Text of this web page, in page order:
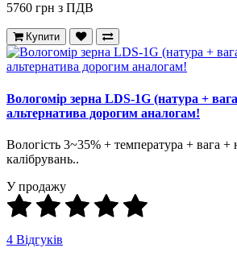
5760 грн з ПДВ
Купити
Вологомір зерна LDS-1G (натура +
альтернатива дорогим аналогам!
Вологість 3~35% + температура + вага +
калібрувань..
У продажу
4 Відгуків